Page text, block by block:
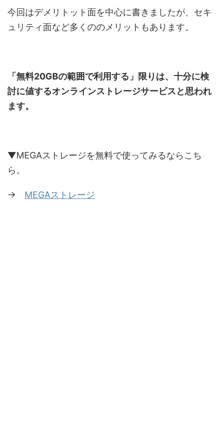
今回はデメリトット面を中心に書きましたが、セキ
ュリティ面など多くののメリットもあります。
「無料20GBの範囲で利用する」限りは、十分に検
討に値するオンラインストレージサービスと思われ
ます。
▼MEGAストレージを無料で使ってみるならこち
ら。
→ MEGAストレージ